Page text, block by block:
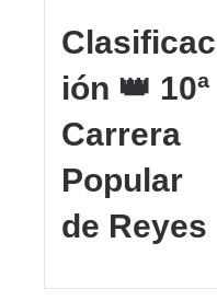
Clasificac
ión 👑 10ª
Carrera
Popular
de Reyes